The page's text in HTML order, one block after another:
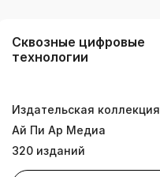
Сквозные цифровые
технологии
Издательская коллекция
Ай Пи Ар Медиа
320 изданий